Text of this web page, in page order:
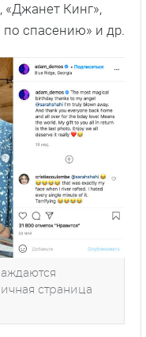
«Джанет Кинг»,
спасению» и др.
страница